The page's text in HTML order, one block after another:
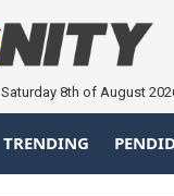
Saturday 8th of August
TRENDING